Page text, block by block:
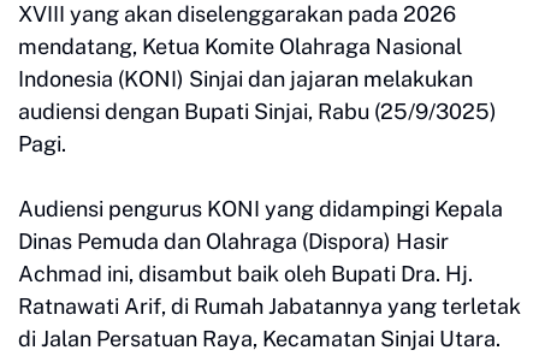
XVIII yang akan diselenggarakan pada 2026
mendatang, Ketua Komite Olahraga Nasional
Indonesia (KONI) Sinjai dan jajaran melakukan
audiensi dengan Bupati Sinjai, Rabu (25/9/3025)
Pagi.
Audiensi pengurus KONI yang didampingi Kepala
Dinas Pemuda dan Olahraga (Dispora) Hasir
Achmad ini, disambut baik oleh Bupati Dra. Hj.
Ratnawati Arif, di Rumah Jabatannya yang terletak
di Jalan Persatuan Raya, Kecamatan Sinjai Utara.